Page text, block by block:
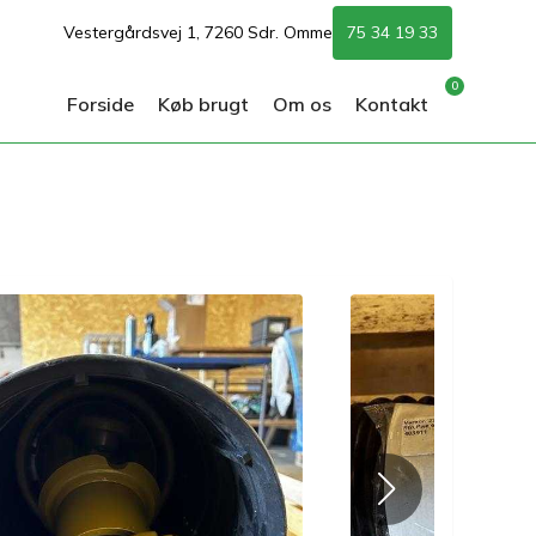
Vestergårdsvej 1, 7260 Sdr. Omme 75 34 19 33
Forside Køb brugt Om os Kontakt
0